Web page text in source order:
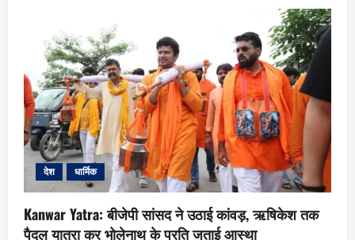
देश धार्मिक
Kanwar Yatra: बीजेपी सांसद ने उठाई कांवड़, ऋषिकेश तक
पैदल यात्रा कर भोलेनाथ के प्रति जताई आस्था